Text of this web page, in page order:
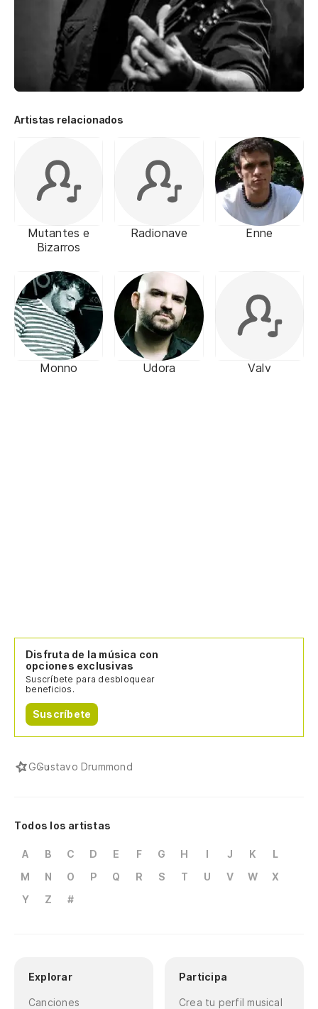
Artistas relacionados
Mutantes e
Bizarros
Radionave Enne
Monno Udora Valv
Disfruta de la música con
opciones exclusivas
Suscríbete para desbloquear
beneficios.
Suscríbete
GGustavo Drummond
Todos los artistas
A B C D E F G H I J K
L
M
N O P Q R S T U V W
X
Y
Z #
Explorar
Canciones
Participa
Crea tu perfil musical